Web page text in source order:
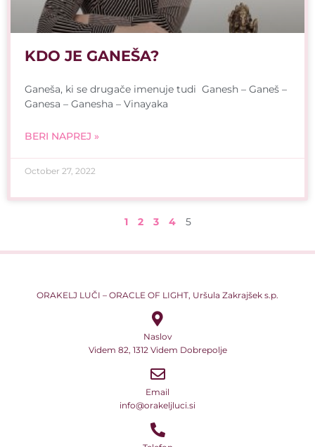
KDO JE GANEŠA?
Ganeša, ki se drugače imenuje tudi Ganesh – Ganeš –
Ganesa – Ganesha – Vinayaka
BERI NAPREJ »
October 27, 2022
1 2 3 4 5
ORAKELJ LUČI – ORACLE OF LIGHT, Uršula Zakrajšek s.p.
Naslov
Videm 82, 1312 Videm Dobrepolje
Email
info@orakeljluci.si